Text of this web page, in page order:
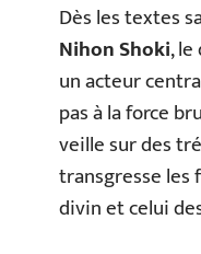
Dès les textes
Nihon Shoki,
un acteur
pas à la force
veille sur des
transgresse
divin et celui